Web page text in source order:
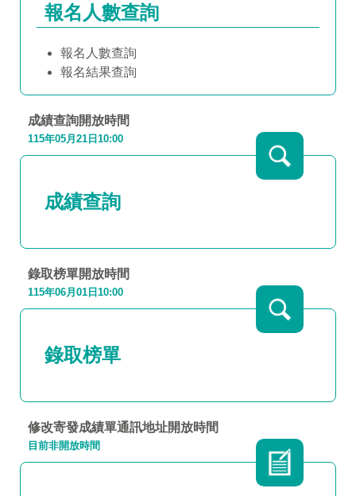
報名人數查詢
報名人數查詢
報名結果查詢
成績查詢開放時間
115年05月21日10:00
成績查詢
錄取榜單開放時間
115年06月01日10:00
錄取榜單
修改寄發成績單通訊地址開放時間
目前非開放時間